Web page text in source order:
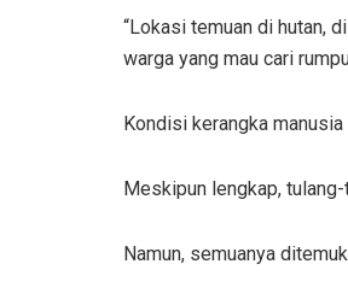
“Lokasi temuan di hutan,
warga yang mau cari
Kondisi kerangka
Meskipun lengkap,
Namun, semuanya